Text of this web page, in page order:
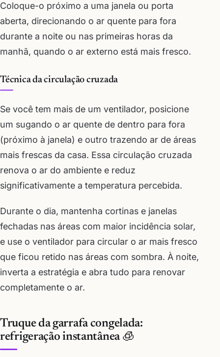
Coloque-o próximo a uma janela ou porta
aberta, direcionando o ar quente para fora
durante a noite ou nas primeiras horas da
manhã, quando o ar externo está mais fresco.
Técnica da circulação cruzada
Se você tem mais de um ventilador, posicione
um sugando o ar quente de dentro para fora
(próximo à janela) e outro trazendo ar de áreas
mais frescas da casa. Essa circulação cruzada
renova o ar do ambiente e reduz
significativamente a temperatura percebida.
Durante o dia, mantenha cortinas e janelas
fechadas nas áreas com maior incidência solar,
e use o ventilador para circular o ar mais fresco
que ficou retido nas áreas com sombra. À noite,
inverta a estratégia e abra tudo para renovar
completamente o ar.
Truque da garrafa congelada:
refrigeração instantânea 🧊